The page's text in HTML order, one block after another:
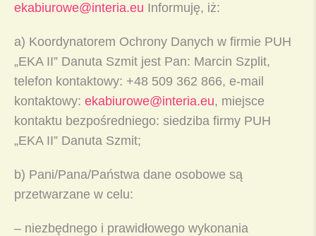
ekabiurowe@interia.eu Informuję, iż:
a) Koordynatorem Ochrony Danych w firmie PUH
„EKA II” Danuta Szmit jest Pan: Marcin Szplit,
telefon kontaktowy: +48 509 362 866, e-mail
kontaktowy: ekabiurowe@interia.eu, miejsce
kontaktu bezpośredniego: siedziba firmy PUH
„EKA II” Danuta Szmit;
b) Pani/Pana/Państwa dane osobowe są
przetwarzane w celu:
– niezbędnego i prawidłowego wykonania